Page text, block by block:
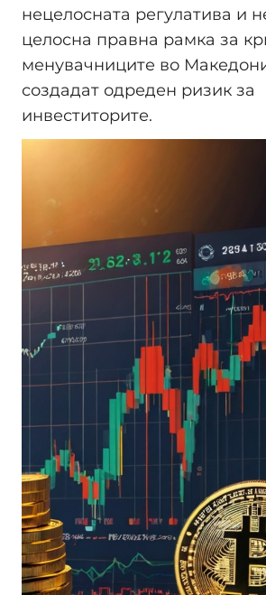
нецелосната регулатива и
целосна правна рамка за
менувачниците во
создадат одреден ризик за
инвеститорите.